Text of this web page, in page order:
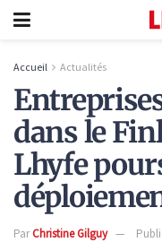
Accueil Actualités
dans le
Lhyfe
ParChristine Gilguy